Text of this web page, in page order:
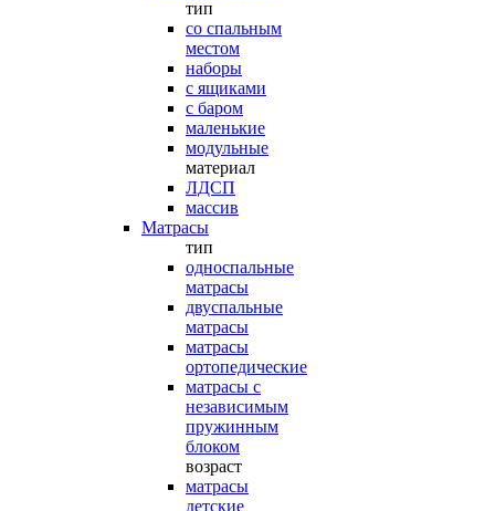
тип
со спальным
местом
наборы
с ящиками
с баром
маленькие
модульные
материал
ЛДСП
массив
Матрасы
тип
односпальные
матрасы
двуспальные
матрасы
матрасы
ортопедические
матрасы с
независимым
пружинным
блоком
возраст
матрасы
детские